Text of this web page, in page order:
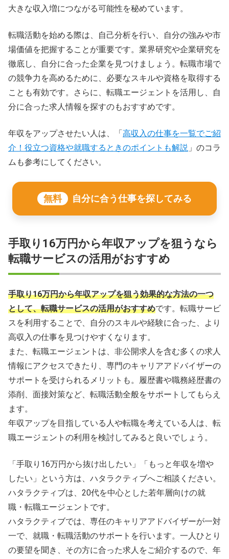
大きな収入増につながる可能性を秘めています。
転職活動を始める際は、自己分析を行い、自分の強みや市
場価値を把握することが重要です。業界研究や企業研究を
徹底し、自分に合った企業を見つけましょう。転職市場で
の競争力を高めるために、必要なスキルや資格を取得する
ことも有効です。さらに、転職エージェントを活用し、自
分に合った求人情報を探すのもおすすめです。
年収をアップさせたい人は、「 高収入の仕事を一覧でご紹
介！役立つ資格や就職するときのポイントも解説 」のコラ
ムも参考にしてください。
無料 自分に合う仕事を探してみる
手取り16万円から年収アップを狙うなら
転職サービスの活用がおすすめ
手取り16万円から年収アップを狙う効果的な方法の一つ
として、転職サービスの活用がおすすめです。転職サービ
スを利用することで、自分のスキルや経験に合った、より
高収入の仕事を見つけやすくなります。
また、転職エージェントは、非公開求人を含む多くの求人
情報にアクセスできたり、専門のキャリアアドバイザーの
サポートを受けられるメリットも。履歴書や職務経歴書の
添削、面接対策など、転職活動全般をサポートしてもらえ
ます。
年収アップを目指している人や転職を考えている人は、転
職エージェントの利用を検討してみると良いでしょう。
「手取り16万円から抜け出したい」「もっと年収を増や
したい」という方は、ハタラクティブへご相談ください。
ハタラクティブは、20代を中心とした若年層向けの就
職・転職エージェントです。
ハタラクティブでは、専任のキャリアアドバイザーが一対
一で、就職・転職活動のサポートを行います。一人ひとり
の要望を聞き、その方に合った求人をご紹介するので、年